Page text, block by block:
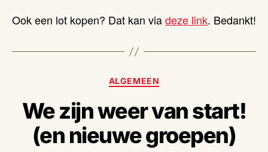
Ook een lot kopen? Dat kan viadeze link. Bedankt!
Categorieën
ALGEMEEN
We zijn weer van start!
(en nieuwe groepen)